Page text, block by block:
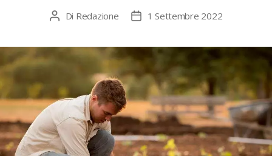
Autore
Di Redazione
Data1 Settembre 2022